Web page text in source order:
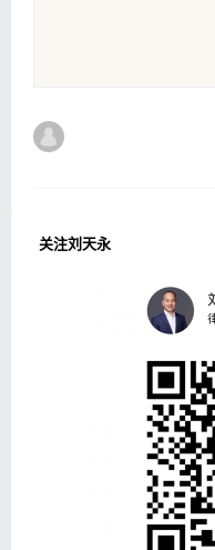
关注刘天永